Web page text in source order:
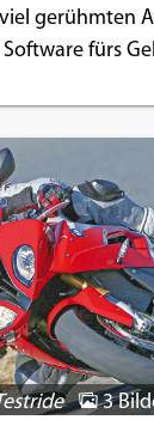
gerühmten
fürs
3